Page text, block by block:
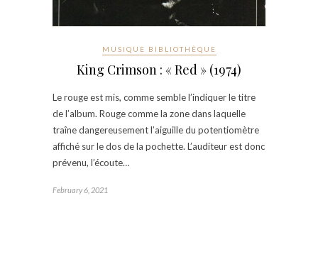
MUSIQUE BIBLIOTHÈQUE
King Crimson : « Red » (1974)
Le rouge est mis, comme semble l’indiquer le titre
de l’album. Rouge comme la zone dans laquelle
traîne dangereusement l’aiguille du potentiomètre
affiché sur le dos de la pochette. L’auditeur est donc
prévenu, l’écoute…
February 6, 2021